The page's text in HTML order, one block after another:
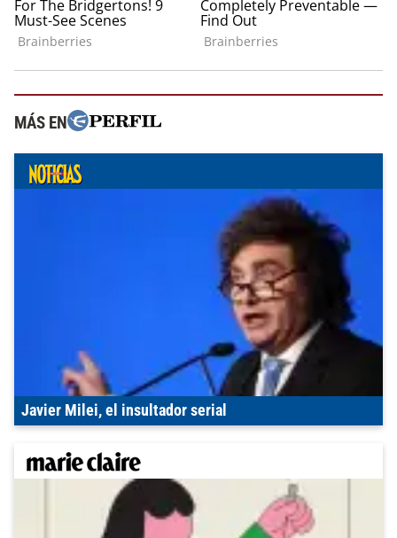
MÁS EN
Javier Milei, el insultador serial